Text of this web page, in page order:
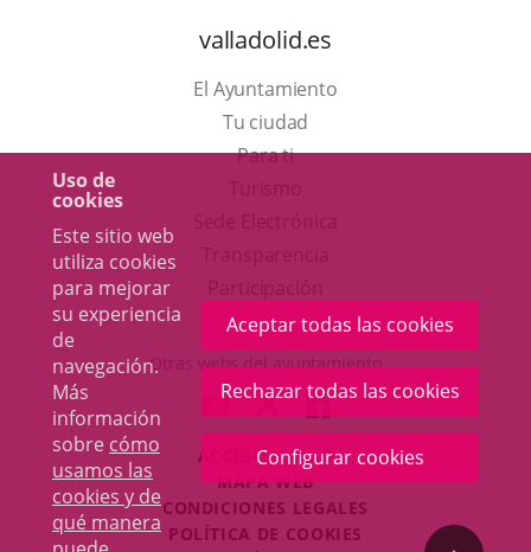
Uso de
cookies
Este sitio web
utiliza cookies
para mejorar
su experiencia
de
navegación.
Más
información
sobre cómo
usamos las
cookies y de
qué manera
Aceptar todas las cookies
Rechazar todas las cookies
Configurar cookies
valladolid.es
El Ayuntamiento
Tu ciudad
Para ti
en
una
ventana
nueva.
aplicación
externa.
Otras webs del ayuntamiento
ENLACE
A
UNA
APLICACIÓN
EXTERNA.
ENLACE
A
UNA
APLICACIÓN
EXTERNA.
ENLACE
A
UNA
EXTERNA.
ACCESIBILIDAD
MAPA WEB
CONDICIONES LEGALES
POLÍTICA DE COOKIES